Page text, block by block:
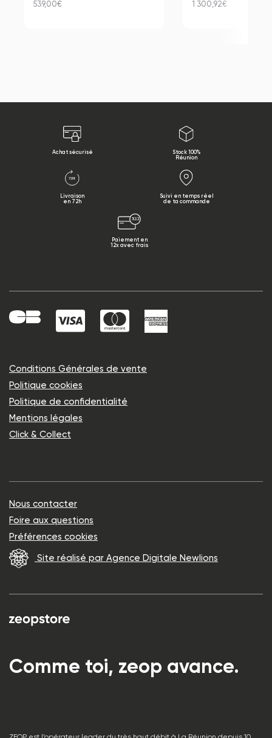
539,00€ 1 300,92€
Achat sécurisé
Stock 100%
Réunion
Livraison
en 72h
Suivi en temps réel
de ta commande
Paiement en
12x avec frais
Comme toi, zeop avance.
Conditions Générales de vente
Politique cookies
Politique de confidentialité
Mentions légales
Click & Collect
Nous contacter
Foire aux questions
Préférences cookies
Site réalisé par Agence Digitale Newlions